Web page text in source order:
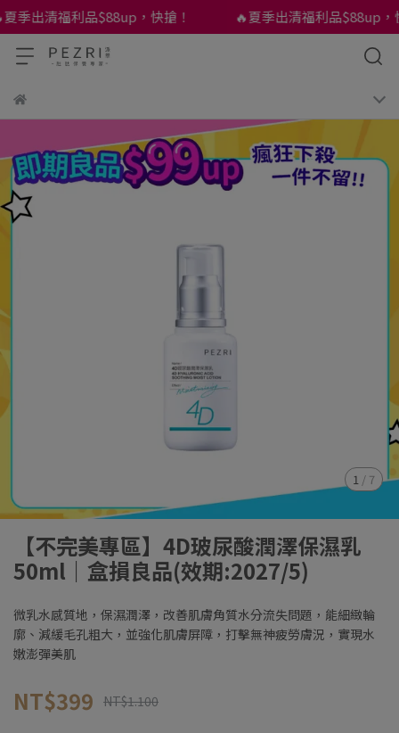
出清福利品$88up，快搶！ 🔥夏季出清福利品$88up，快
1 / 7
【不完美專區】4D玻尿酸潤澤保濕乳
50ml｜盒損良品(效期:2027/5)
微乳水感質地，保濕潤澤，改善肌膚角質水分流失問題，能細緻輪
廓、減緩毛孔粗大，並強化肌膚屏障，打擊無神疲勞膚況，實現水
嫩澎彈美肌
NT$399 NT$1.100